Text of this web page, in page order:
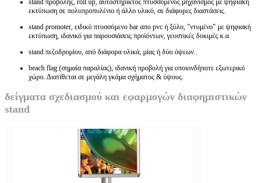
stand προβολής, roll up, αυτοστήρικτος πτυσσόμενος μηχανισμός με ψηφιακή
εκτύπωση σε πολυπροπυλένιο ή άλλο υλικό, σε διάφορες διαστάσεις.
stand promoter, ειδικό πτυσσόμενο bar απο pvc ή ξύλο, "ντυμένο" με ψηφιακή
εκτύπωση, ιδανικό για παρουσιάσεις προϊόντων, γευστικές δοκιμές κ.α
stand πεζοδρομίου, από διάφορα υλικά, μίας ή δύο όψεων..
beach flag (σημαία παραλίας), ιδανική προβολή για οποιονδήποτε εξωτερικό
χώρο. Διατίθεται σε μεγάλη γκάμα σχήματος & ύψους.
δείγματα σχεδιασμού και εφαρμογών διαφημιστικών
stand